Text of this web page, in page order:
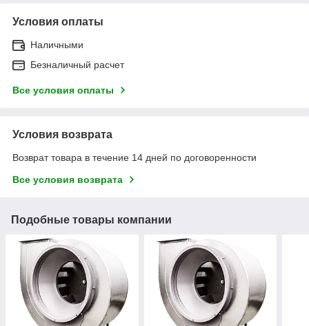
Условия оплаты
Наличными
Безналичный расчет
Все условия оплаты
Условия возврата
Возврат товара в течение 14 дней по договоренности
Все условия возврата
Подобные товары компании